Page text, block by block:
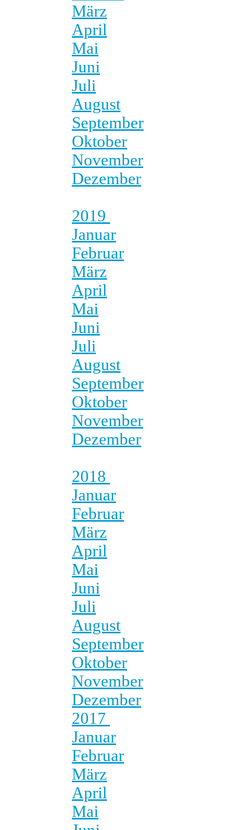
März
April
Mai
Juni
Juli
August
September
Oktober
November
Dezember
2019
Januar
Februar
März
April
Mai
Juni
Juli
August
September
Oktober
November
Dezember
2018
Januar
Februar
März
April
Mai
Juni
Juli
August
September
Oktober
November
Dezember
2017
Januar
Februar
März
April
Mai